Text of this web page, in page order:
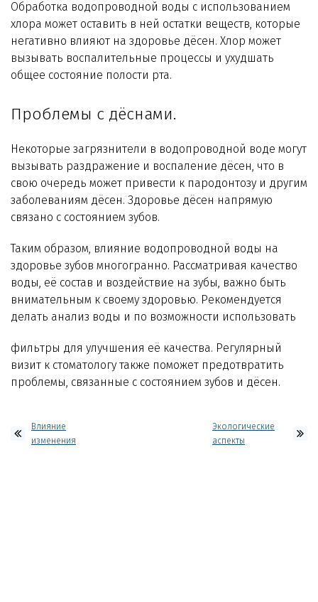
Обработка водопроводной воды с использованием
хлора может оставить в ней остатки веществ, которые
негативно влияют на здоровье дёсен. Хлор может
вызывать воспалительные процессы и ухудшать
общее состояние полости рта.
Проблемы с дёснами.
Некоторые загрязнители в водопроводной воде могут
вызывать раздражение и воспаление дёсен, что в
свою очередь может привести к пародонтозу и другим
заболеваниям дёсен. Здоровье дёсен напрямую
связано с состоянием зубов.
Таким образом, влияние водопроводной воды на
здоровье зубов многогранно. Рассматривая качество
воды, её состав и воздействие на зубы, важно быть
внимательным к своему здоровью. Рекомендуется
делать анализ воды и по возможности использовать
фильтры для улучшения её качества. Регулярный
визит к стоматологу также поможет предотвратить
проблемы, связанные с состоянием зубов и дёсен.
Влияние
изменения
Экологические
аспекты